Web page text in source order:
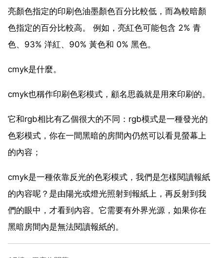
亮顏色指定的印刷色油墨顏色百分比較低，而為較暗顏
色指定的百分比較高。 例如，亮紅色可能包含 2% 青
色、93% 洋紅、90% 黃色和 0% 黑色。
cmyk是什麼。
cmyk也稱作印刷色彩模式，顧名思義就是用來印刷的。
它和rgb相比有乙個很大的不同：rgb模式是一種發光的
色彩模式，你在一間黑暗的房間內仍然可以看見螢幕上
的內容；
cmyk是一種依靠反光的色彩模式，我們是怎樣閱讀報紙
的內容呢？是由陽光或燈光照射到報紙上，再反射到我
們的眼中，才看到內容。它需要有外界光源，如果你在
黑暗房間內是無法閱讀報紙的。